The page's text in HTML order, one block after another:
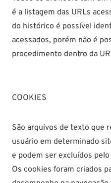
é a listagem das URLs
do histórico é possível
acessados, porém não é
procedimento dentro da
COOKIES
São arquivos de texto que
usuário em determinado
e podem ser excluídos
Os cookies foram criados